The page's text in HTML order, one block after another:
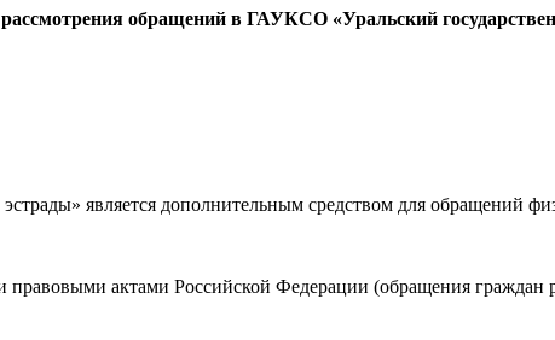
обращений в ГАУКСО «Уральский
является дополнительным средством для обращений
актами Российской Федерации (обращения граждан